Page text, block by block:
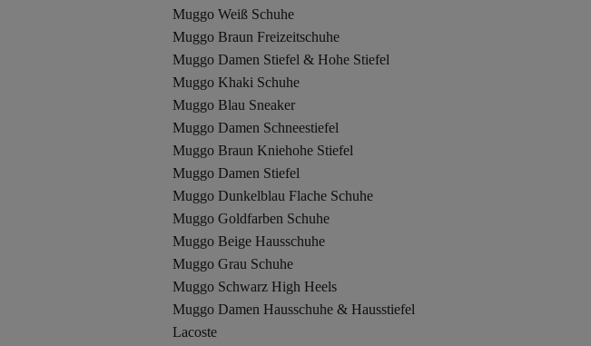
Muggo Weiß Schuhe
Muggo Braun Freizeitschuhe
Muggo Damen Stiefel & Hohe Stiefel
Muggo Khaki Schuhe
Muggo Blau Sneaker
Muggo Damen Schneestiefel
Muggo Braun Kniehohe Stiefel
Muggo Damen Stiefel
Muggo Dunkelblau Flache Schuhe
Muggo Goldfarben Schuhe
Muggo Beige Hausschuhe
Muggo Grau Schuhe
Muggo Schwarz High Heels
Muggo Damen Hausschuhe & Hausstiefel
Lacoste